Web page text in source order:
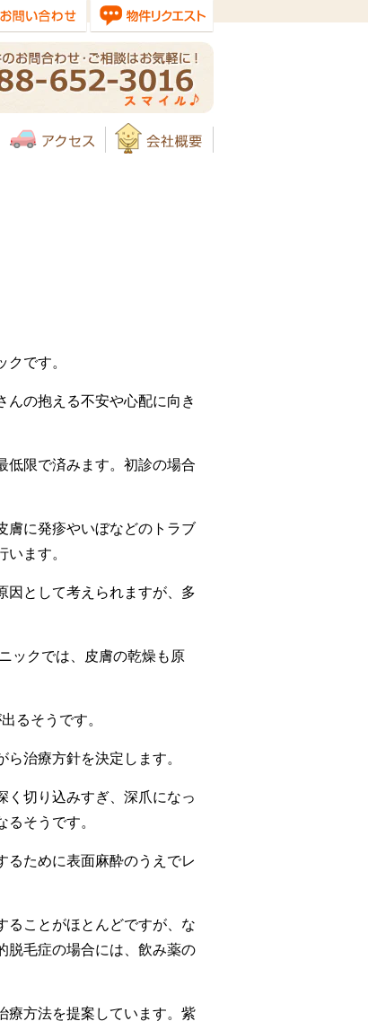
です。
んの抱える不安や心配に向き
低限で済みます。初診の場合
膚に発疹やいぼなどのトラブ
ます。
因として考えられますが、多
ックでは、皮膚の乾燥も原
るそうです。
治療方針を決定します。
く切り込みすぎ、深爪になっ
そうです。
るために表面麻酔のうえでレ
ることがほとんどですが、な
脱毛症の場合には、飲み薬の
療方法を提案しています。紫